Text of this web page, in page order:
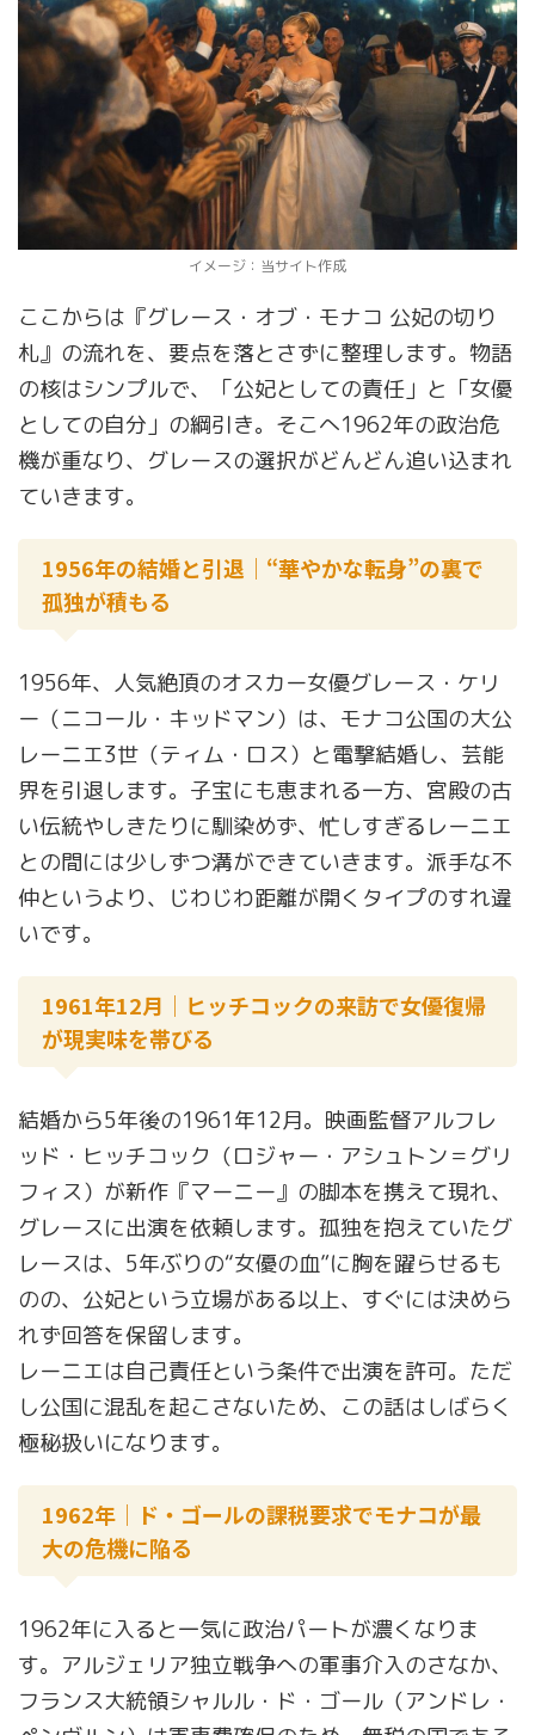
イメージ：当サイト作成
ここからは『グレース・オブ・モナコ 公妃の切り
札』の流れを、要点を落とさずに整理します。物語
の核はシンプルで、「公妃としての責任」と「女優
としての自分」の綱引き。そこへ1962年の政治危
機が重なり、グレースの選択がどんどん追い込まれ
ていきます。
1956年の結婚と引退｜“華やかな転身”の裏で
孤独が積もる
1956年、人気絶頂のオスカー女優グレース・ケリ
ー（ニコール・キッドマン）は、モナコ公国の大公
レーニエ3世（ティム・ロス）と電撃結婚し、芸能
界を引退します。子宝にも恵まれる一方、宮殿の古
い伝統やしきたりに馴染めず、忙しすぎるレーニエ
との間には少しずつ溝ができていきます。派手な不
仲というより、じわじわ距離が開くタイプのすれ違
いです。
1961年12月｜ヒッチコックの来訪で女優復帰
が現実味を帯びる
結婚から5年後の1961年12月。映画監督アルフレ
ッド・ヒッチコック（ロジャー・アシュトン＝グリ
フィス）が新作『マーニー』の脚本を携えて現れ、
グレースに出演を依頼します。孤独を抱えていたグ
レースは、5年ぶりの“女優の血”に胸を躍らせるも
のの、公妃という立場がある以上、すぐには決めら
れず回答を保留します。
レーニエは自己責任という条件で出演を許可。ただ
し公国に混乱を起こさないため、この話はしばらく
極秘扱いになります。
1962年｜ド・ゴールの課税要求でモナコが最
大の危機に陥る
1962年に入ると一気に政治パートが濃くなりま
す。アルジェリア独立戦争への軍事介入のさなか、
フランス大統領シャルル・ド・ゴール（アンドレ・